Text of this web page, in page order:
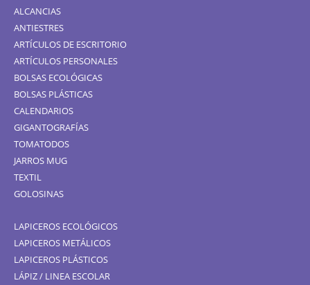
ALCANCIAS
ANTIESTRES
ARTÍCULOS DE ESCRITORIO
ARTÍCULOS PERSONALES
BOLSAS ECOLÓGICAS
BOLSAS PLÁSTICAS
CALENDARIOS
GIGANTOGRAFÍAS
TOMATODOS
JARROS MUG
TEXTIL
GOLOSINAS
LAPICEROS ECOLÓGICOS
LAPICEROS METÁLICOS
LAPICEROS PLÁSTICOS
LÁPIZ / LINEA ESCOLAR